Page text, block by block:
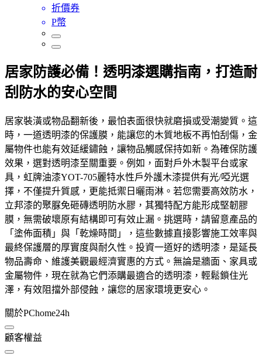
折價券
P幣
居家防護必備！透明漆選購指南，打造耐
刮防水的安心空間
居家裝潢或物品翻新後，最怕表面很快就磨損或受潮變質。這
時，一道透明漆的保護膜，能讓您的木質地板不再怕刮傷，金
屬物件也能有效延緩鏽蝕，讓物品觸感保持如新。為確保防護
效果，選對透明漆至關重要。例如，面對戶外木製平台或家
具，虹牌油漆YOT-705麗特水性戶外護木漆提供有光/啞光選
擇，不僅提升質感，更能抵禦日曬雨淋。若您需要高效防水，
立邦漆的聚脲免砸磚透明防水膠，其獨特配方能形成堅韌膠
膜，無需破壞原有結構即可有效止漏。挑選時，請留意產品的
「塗佈面積」與「乾燥時間」，這些數據直接影響施工效率與
最終保護層的厚實度與耐久性。投資一道好的透明漆，是延長
物品壽命、維護美觀最經濟實惠的方式。無論是牆面、家具或
金屬物件，現在就為它們添購最適合的透明漆，輕鬆鎖住光
澤，有效阻擋外部侵蝕，讓您的居家環境更安心。
關於PChome24h
顧客權益